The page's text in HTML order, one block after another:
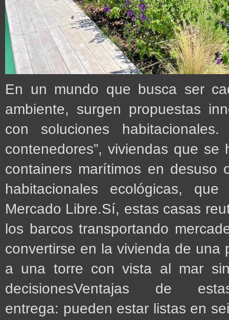
En un mundo que busca ser
ambiente, surgen propuestas
con soluciones
contenedores”, viviendas que
containers marítimos en desuso
habitacionales ecológicas,
Mercado Libre.Sí, estas casas
los barcos transportando
convertirse en la vivienda de una
a una torre con vista al mar
decisionesVentajas de
entrega: pueden estar listas en